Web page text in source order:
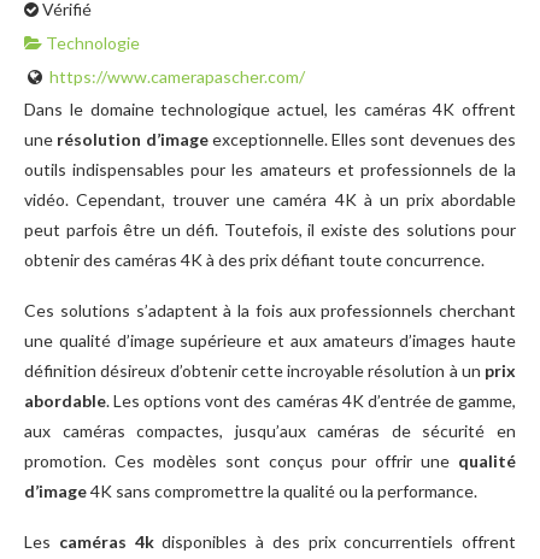
Vérifié
Technologie
https://www.camerapascher.com/
Dans le domaine technologique actuel, les caméras 4K offrent
une résolution d’imageexceptionnelle. Elles sont devenues des
outils indispensables pour les amateurs et professionnels de la
vidéo. Cependant, trouver une caméra 4K à un prix abordable
peut parfois être un défi. Toutefois, il existe des solutions pour
obtenir des caméras 4K à des prix défiant toute concurrence.
Ces solutions s’adaptent à la fois aux professionnels cherchant
une qualité d’image supérieure et aux amateurs d’images haute
définition désireux d’obtenir cette incroyable résolution à un prix
abordable. Les options vont des caméras 4K d’entrée de gamme,
aux caméras compactes, jusqu’aux caméras de sécurité en
promotion. Ces modèles sont conçus pour offrir une qualité
d’image4K sans compromettre la qualité ou la performance.
Les caméras 4kdisponibles à des prix concurrentiels offrent